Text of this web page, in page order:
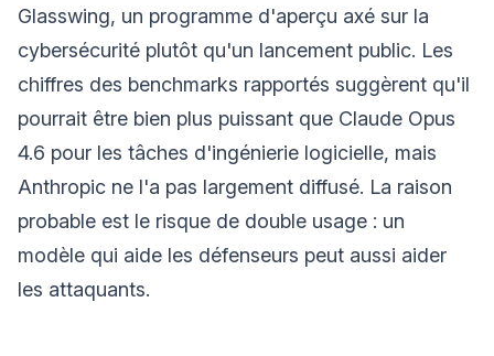
Glasswing, un programme d'aperçu axé sur la
cybersécurité plutôt qu'un lancement public. Les
chiffres des benchmarks rapportés suggèrent qu'il
pourrait être bien plus puissant que Claude Opus
4.6 pour les tâches d'ingénierie logicielle, mais
Anthropic ne l'a pas largement diffusé. La raison
probable est le risque de double usage : un
modèle qui aide les défenseurs peut aussi aider
les attaquants.